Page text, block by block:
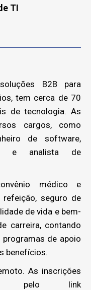
TI
B2B para
tem cerca de 70
de tecnologia. As
cargos, como
de software,
e analista de
médico e
seguro de
de vida e bem-
carreira, contando
de apoio
benefícios.
As inscrições
pelo link